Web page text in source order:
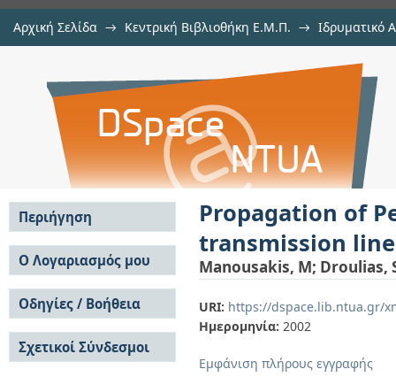
Αρχική Σελίδα → Κεντρική Βιβλιοθήκη Ε.Μ.Π. → Ιδρυματικό
Propagation of Pereira-Stenflo
Perturbed variational approach
Propagation of
transmission
Manousakis, M; Droulias,
URI: https://dspace.lib.ntua.gr/
Ημερομηνία: 2002
Εμφάνιση πλήρους εγγραφής
Περιήγηση
Σε όλο το DSpace
Κοινότητες & Συλλογές
Ανά Ημερομηνία
Έκδοσης
Συγγραφείς
Τίτλοι
Θέματα
Ο Λογαριασμός μου
Σύνδεση
Εγγραφή
Οδηγίες / Βοήθεια
Οδηγίες Υποβολής
Οδηγίες Χρήσης ΙΑ
Συχνές Ερωτήσεις
Σχετικοί Σύνδεσμοι